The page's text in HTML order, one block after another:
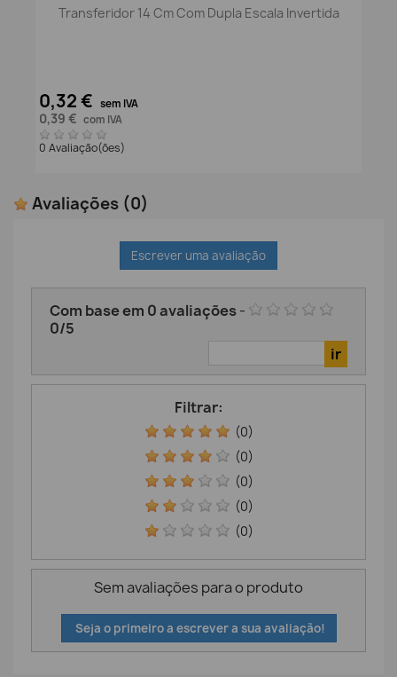
Transferidor 14 Cm Com Dupla Escala Invertida
0,32 € sem IVA
0,39 € com IVA
0 Avaliação(ões)
Avaliações (0)
Escrever uma avaliação
Com base em 0avaliações-
0/5
Filtrar:
(0)
(0)
(0)
(0)
(0)
Sem avaliações para o produto
Seja o primeiro a escrever a sua avaliação!